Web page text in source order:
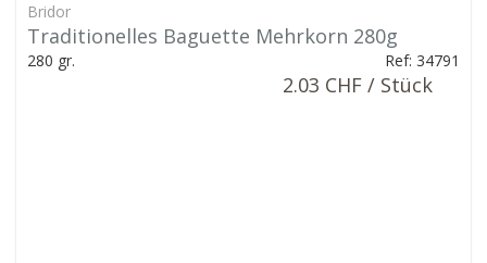
Bridor
Traditionelles Baguette Mehrkorn 280g
280 gr. Ref: 34791
2.03 CHF / Stück